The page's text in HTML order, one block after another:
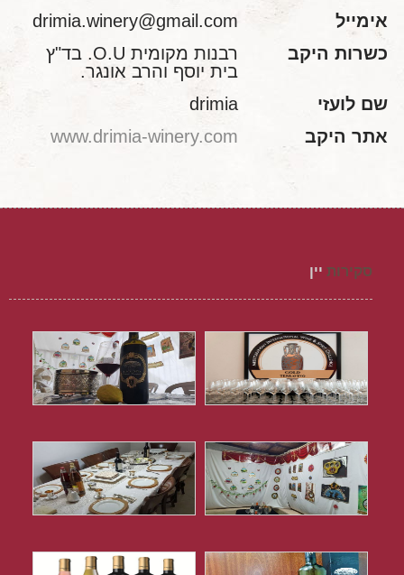
אימייל
drimia.winery@gmail.com
כשרות היקב
רבנות מקומית O.U. בד"ץ
בית יוסף והרב אונגר.
שם לועזי
drimia
אתר היקב
www.drimia-winery.com
סקירות יין